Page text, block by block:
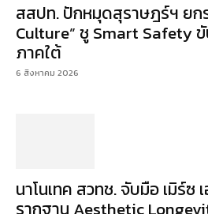
สสปท. ปักหมุดสุราษฎร์ฯ ยก
Culture” ชู Smart Safety
ภาคใต้
6 สิงหาคม 2026
นาโนเทค สวทช. จับมือ เมิร์ซ
รากฐาน Aesthetic